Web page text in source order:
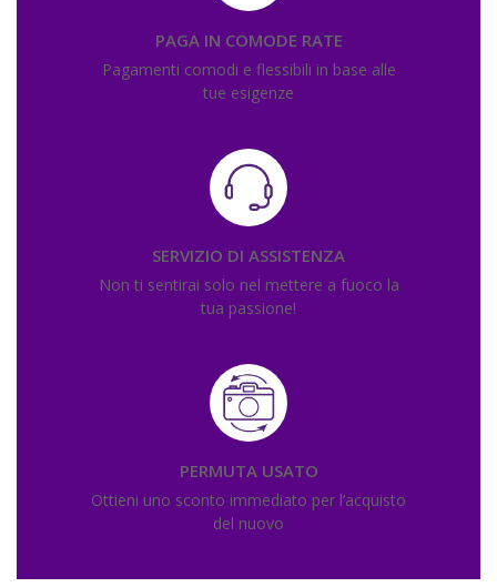
PAGA IN COMODE RATE
Pagamenti comodi e flessibili in base alle
tue esigenze
SERVIZIO DI ASSISTENZA
Non ti sentirai solo nel mettere a fuoco la
tua passione!
PERMUTA USATO
Ottieni uno sconto immediato per l’acquisto
del nuovo